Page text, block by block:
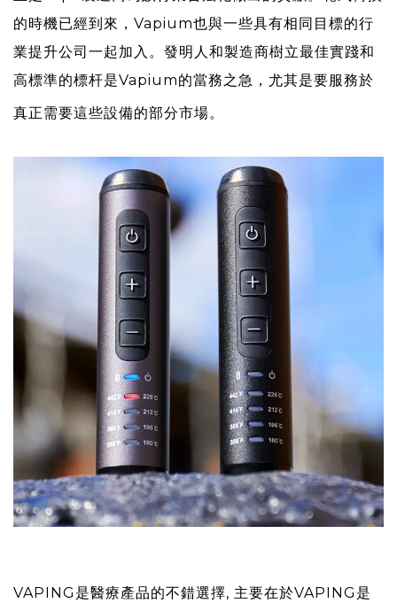
的時機已經到來，Vapium也與一些具有相同目標的行
業提升公司一起加入。發明人和製造商樹立最佳實踐和
高標準的標杆是Vapium的當務之急，尤其是要服務於
真正需要這些設備的部分市場。
VAPING是醫療產品的不錯選擇, 主要在於VAPING是